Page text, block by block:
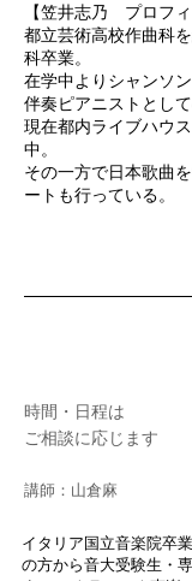
【笠井志乃 プロフィ
都立芸術高校作曲科
科卒業。
在学中よりシャンソ
伴奏ピアニストとし
現在都内ライブハウ
中。
その一方で日本歌曲
ートも行っている。
時間・日程は
ご相談に応じます
​講師：山倉麻
イタリア国立音楽院卒
の方から音大受験生・